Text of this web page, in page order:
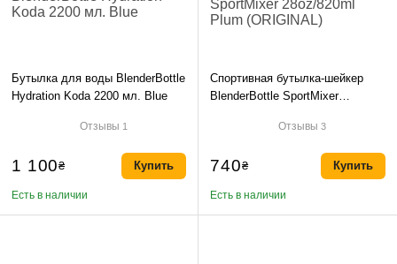
Бутылка для воды BlenderBottle
Hydration Koda 2200 мл. Blue
Отзывы 1
1 100₴
Есть в наличии
Купить
Спортивная бутылка-шейкер
BlenderBottle SportMixer
Отзывы3
740₴
Есть в наличии
Купить